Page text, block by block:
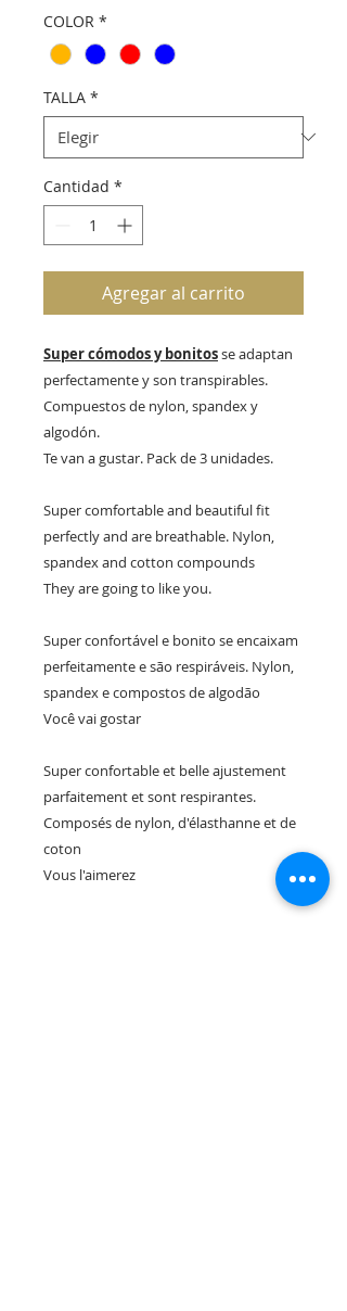
COLOR *
TALLA *
Cantidad *
Agregar al carrito
Super cómodos y bonitosse adaptan
perfectamente y son transpirables.
Compuestos de nylon, spandex y
algodón.
Te van a gustar. Pack de 3 unidades.
Super comfortable and beautiful fit
perfectly and are breathable. Nylon,
spandex and cotton compounds
They are going to like you.
Super confortável e bonito se encaixam
perfeitamente e são respiráveis. Nylon,
spandex e compostos de algodão
Você vai gostar
Super confortable et belle ajustement
parfaitement et sont respirantes.
Composés de nylon, d'élasthanne et de
coton
Vous l'aimerez